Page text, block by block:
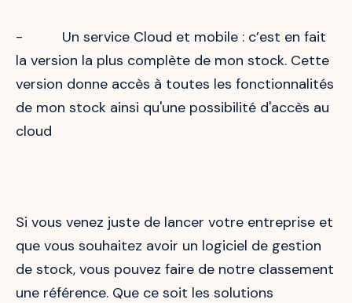
- Un service Cloud et mobile : c’est en fait
la version la plus complète de mon stock. Cette
version donne accès à toutes les fonctionnalités
de mon stock ainsi qu'une possibilité d'accès au
cloud
Si vous venez juste de lancer votre entreprise et
que vous souhaitez avoir un logiciel de gestion
de stock, vous pouvez faire de notre classement
une référence. Que ce soit les solutions